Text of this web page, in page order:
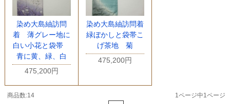
染め大島紬訪問
着 薄グレー地に
白い小花と袋帯
青に黄、緑、白
475,200円
染め大島紬訪問着
緑ぼかしと袋帯こ
げ茶地 菊
475,200円
商品数:14
1ページ中1ページ